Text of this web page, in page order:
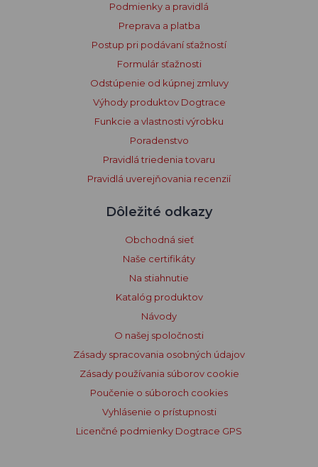
Podmienky a pravidlá
Preprava a platba
Postup pri podávaní sťažností
Formulár sťažnosti
Odstúpenie od kúpnej zmluvy
Výhody produktov Dogtrace
Funkcie a vlastnosti výrobku
Poradenstvo
Pravidlá triedenia tovaru
Pravidlá uverejňovania recenzií
Dôležité odkazy
Obchodná sieť
Naše certifikáty
Na stiahnutie
Katalóg produktov
Návody
O našej spoločnosti
Zásady spracovania osobných údajov
Zásady používania súborov cookie
Poučenie o súboroch cookies
Vyhlásenie o prístupnosti
Licenčné podmienky Dogtrace GPS